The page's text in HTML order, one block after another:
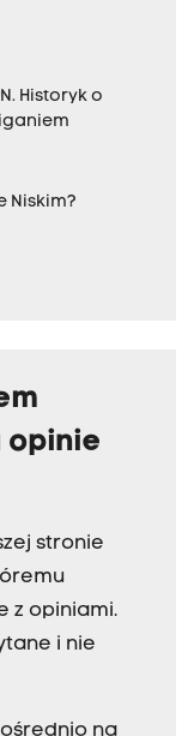
Historyk o
Niskim?
opinie
stronie
z opiniami.
i nie
na